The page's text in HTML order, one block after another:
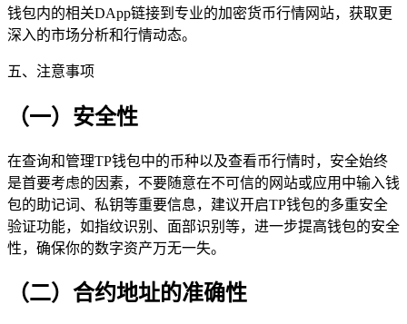
钱包内的相关DApp链接到专业的加密货币行情网站，获取更
深入的市场分析和行情动态。
五、注意事项
（一）安全性
在查询和管理TP钱包中的币种以及查看币行情时，安全始终
是首要考虑的因素，不要随意在不可信的网站或应用中输入钱
包的助记词、私钥等重要信息，建议开启TP钱包的多重安全
验证功能，如指纹识别、面部识别等，进一步提高钱包的安全
性，确保你的数字资产万无一失。
（二）合约地址的准确性